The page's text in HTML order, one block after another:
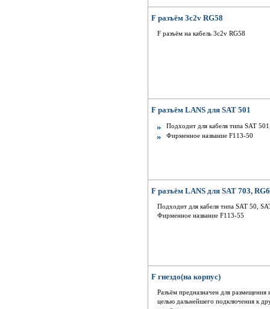
F разъём 3c2v RG58
F разъём на кабель 3c2v RG58
F разъём LANS для SAT 501
Подходит для кабеля типа SAT
Фирменное название F113-50
F разъём LANS для SAT 703, RG6
Подходит для кабеля типа SAT 50,
Фирменное название F113-55
F гнездо(на корпус)
Разъём предназначен для размещения
целью дальнейшего подключения к